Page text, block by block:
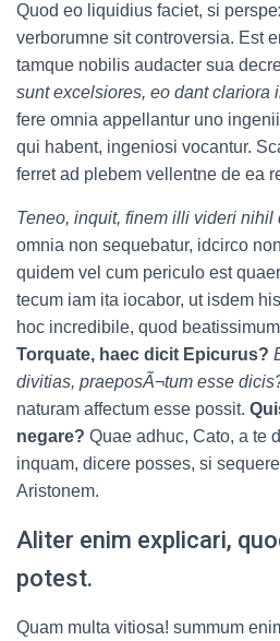
Quod eo liquidius faciet, si
verborumne sit controversia. Est
tamque nobilis audacter sua
sunt excelsiores, eo dant clariora
fere omnia appellantur uno
qui habent, ingeniosi vocantur.
ferret ad plebem vellentne de ea
Teneo, inquit, finem illi videri nihil
omnia non sequebatur, idcirco
quidem vel cum periculo est
tecum iam ita iocabor, ut isdem
hoc incredibile, quod
Torquate, haec dicit Epicurus?
divitias, praeposÃ¬tum esse
naturam affectum esse possit.
negare? Quae adhuc, Cato, a te
inquam, dicere posses, si
Aristonem.
Aliter enim explicari,
potest.
Quam multa vitiosa! summum